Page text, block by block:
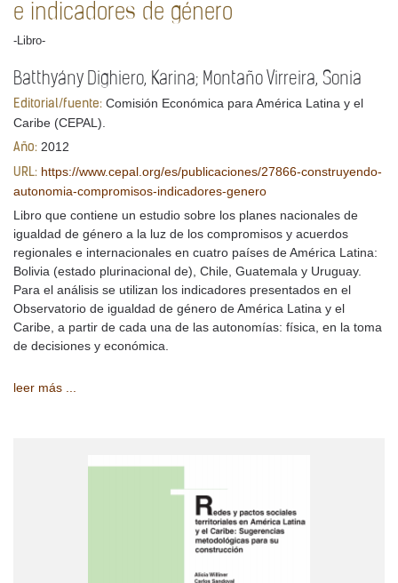
e indicadores de género
-Libro-
Batthyány Dighiero, Karina; Montaño Virreira, Sonia
Editorial/fuente: Comisión Económica para América Latina y el
Caribe (CEPAL).
Año: 2012
URL: https://www.cepal.org/es/publicaciones/27866-construyendo-
autonomia-compromisos-indicadores-genero
Libro que contiene un estudio sobre los planes nacionales de
igualdad de género a la luz de los compromisos y acuerdos
regionales e internacionales en cuatro países de América Latina:
Bolivia (estado plurinacional de), Chile, Guatemala y Uruguay.
Para el análisis se utilizan los indicadores presentados en el
Observatorio de igualdad de género de América Latina y el
Caribe, a partir de cada una de las autonomías: física, en la toma
de decisiones y económica.
leer más ...